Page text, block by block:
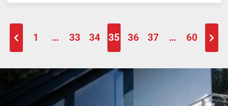
1 … 33 34 35 36 37 … 60